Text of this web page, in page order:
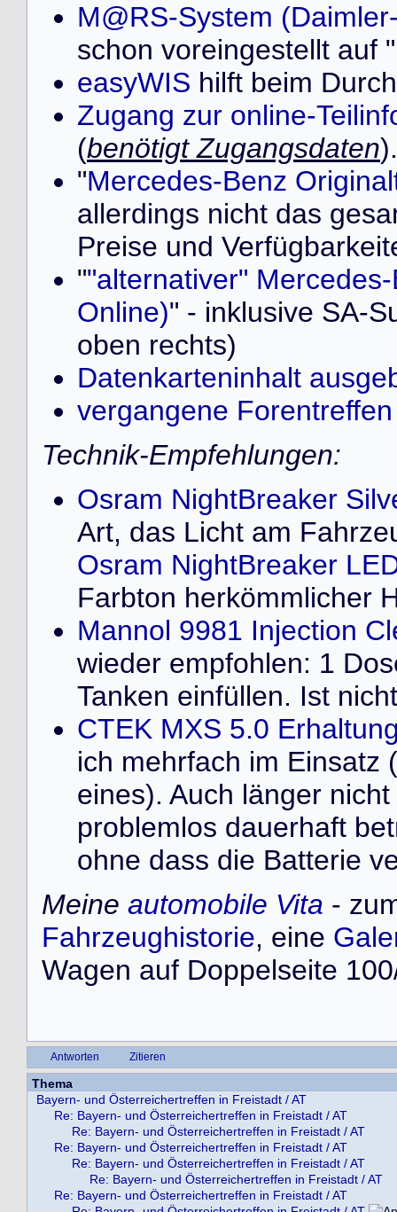
M@RS-System
schon voreingestellt auf
easyWIS hilft beim
Zugang zur online-
(benötigt Zugangsdaten).
"Mercedes-Benz
allerdings nicht das
Preise und
""alternativer"
Online)" - inklusive SA-
oben rechts)
Datenkarteninhalt
vergangene Forentreffen
Technik-Empfehlungen:
Osram NightBreaker
Art, das Licht am
Osram NightBreaker
Farbton herkömmlicher
Mannol 9981 Injection
wieder empfohlen: 1
Tanken einfüllen. Ist
CTEK MXS 5.0
ich mehrfach im Einsatz
eines). Auch länger
problemlos dauerhaft
ohne dass die Batterie
Meine automobile Vita -
Fahrzeughistorie, eine
Wagen auf Doppelseite
Antworten Zitieren
Thema
Bayern- und Österreichertreffen in Freistadt / AT
Re: Bayern- und Österreichertreffen in Freistadt / AT
Re: Bayern- und Österreichertreffen in Freistadt / AT
Re: Bayern- und Österreichertreffen in Freistadt / AT
Re: Bayern- und Österreichertreffen in Freistadt / AT
Re: Bayern- und Österreichertreffen in Freistadt / AT
Re: Bayern- und Österreichertreffen in Freistadt / AT